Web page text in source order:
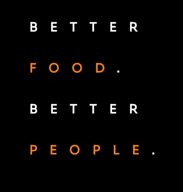
BETTER
FOOD .
BETTER
PEOPLE .